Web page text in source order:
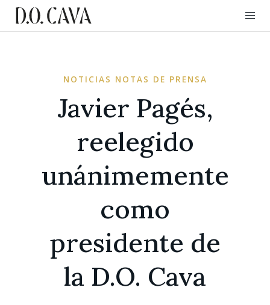
NOTICIAS NOTAS DE PRENSA
Javier Pagés,
reelegido
unánimemente
como
presidente de
la D.O. Cava